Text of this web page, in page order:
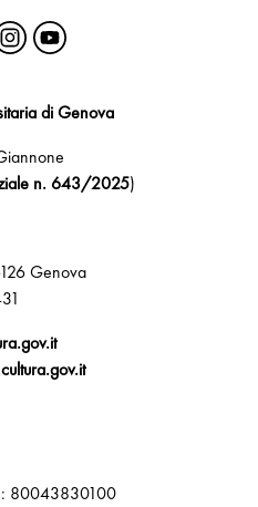
di Genova
n. 643/2025)
Genova
80043830100